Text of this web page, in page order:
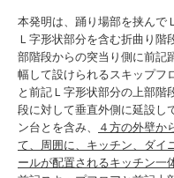
本発明は、踊り場部を挟んで
Ｌ字形状部分を含む折曲り階
部階段からの突当り側に前記
幅して設けられるスキップフ
と前記Ｌ字形状部分の上部階
段に対して垂直外側に延設し
ン台とを含み、
４方の外壁か
て、周囲に、キッチン、ダイ
ールが配置されるキッチン一